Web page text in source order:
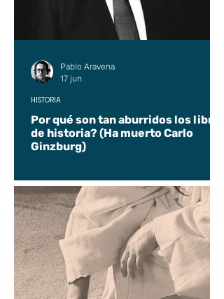
Por qué son tan aburridos los libros
de historia? (Ha muerto Carlo
Ginzburg)
HISTORIA
Pablo Aravena
17 jun